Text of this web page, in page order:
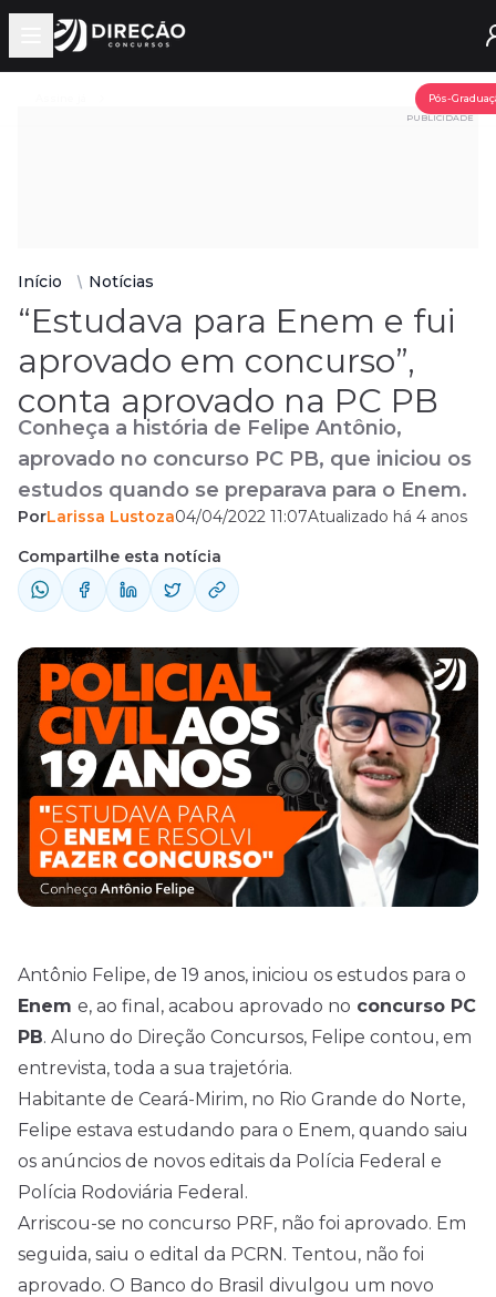
Open main menu
Pós-
PUBLICIDADE
Início Notícias
“Estudava para Enem e fui
aprovado em concurso”,
conta aprovado na PC PB
Conheça a história de Felipe Antônio,
aprovado no concurso PC PB, que iniciou os
estudos quando se preparava para o Enem.
PorLarissa Lustoza04/04/2022 11:07Atualizado há 4 anos
Compartilhe esta notícia
Antônio Felipe, de 19 anos, iniciou os estudos para o
Enem e, ao final, acabou aprovado no concurso PC
PB. Aluno do Direção Concursos, Felipe contou, em
entrevista, toda a sua trajetória.
Habitante de Ceará-Mirim, no Rio Grande do Norte,
Felipe estava estudando para o Enem, quando saiu
os anúncios de novos editais da Polícia Federal e
Polícia Rodoviária Federal.
Arriscou-se no concurso PRF, não foi aprovado. Em
seguida, saiu o edital da PCRN. Tentou, não foi
aprovado. O Banco do Brasil divulgou um novo